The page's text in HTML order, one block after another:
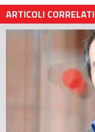
ARTICOLI CORRELATI